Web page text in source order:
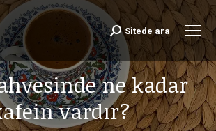
Search:
Sitede ara
ne kadar
vardır?